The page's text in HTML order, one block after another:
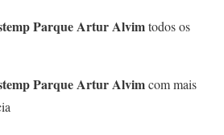
Parque Artur Alvimtodos os
Parque Artur Alvimcom mais